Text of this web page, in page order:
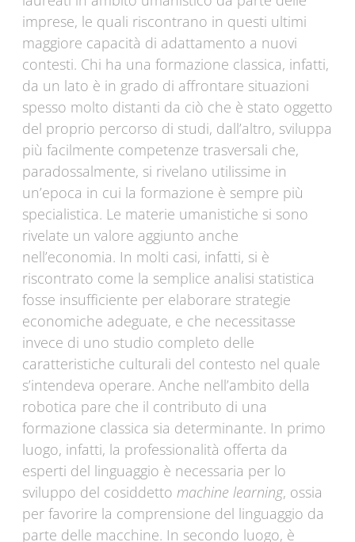
imprese, le quali riscontrano in questi ultimi
maggiore capacità di adattamento a nuovi
contesti. Chi ha una formazione classica, infatti,
da un lato è in grado di affrontare situazioni
spesso molto distanti da ciò che è stato oggetto
del proprio percorso di studi, dall’altro, sviluppa
più facilmente competenze trasversali che,
paradossalmente, si rivelano utilissime in
un’epoca in cui la formazione è sempre più
specialistica. Le materie umanistiche si sono
rivelate un valore aggiunto anche
nell’economia. In molti casi, infatti, si è
riscontrato come la semplice analisi statistica
fosse insufficiente per elaborare strategie
economiche adeguate, e che necessitasse
invece di uno studio completo delle
caratteristiche culturali del contesto nel quale
s’intendeva operare. Anche nell’ambito della
robotica pare che il contributo di una
formazione classica sia determinante. In primo
luogo, infatti, la professionalità offerta da
esperti del linguaggio è necessaria per lo
sviluppo del cosiddetto machine learning, ossia
per favorire la comprensione del linguaggio da
parte delle macchine. In secondo luogo, è